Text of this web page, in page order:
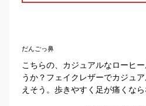
だんごっ鼻
こちらの、カジュアルなローヒ
うか？フェイクレザーでカジュ
えそう。歩きやすく足が痛くなら